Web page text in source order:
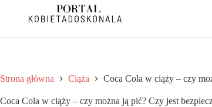
Strona główna Ciąża Coca Cola w ciąży – czy
Coca Cola w ciąży – czy można ją pić? Czy jest